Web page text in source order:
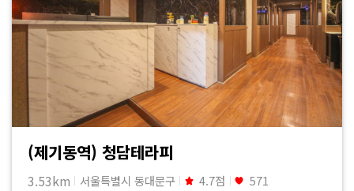
(제기동역) 청담테라피
3.53km 서울특별시 동대문구 4.7점 571